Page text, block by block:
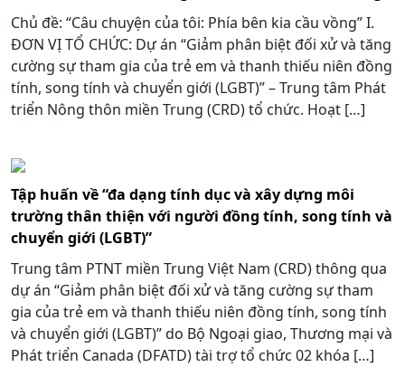
Chủ đề: “Câu chuyện của tôi: Phía bên kia cầu vồng” I.
ĐƠN VỊ TỔ CHỨC: Dự án “Giảm phân biệt đối xử và tăng
cường sự tham gia của trẻ em và thanh thiếu niên đồng
tính, song tính và chuyển giới (LGBT)” – Trung tâm Phát
triển Nông thôn miền Trung (CRD) tổ chức. Hoạt […]
Tập huấn về “đa dạng tính dục và xây dựng môi
trường thân thiện với người đồng tính, song tính và
chuyển giới (LGBT)”
Trung tâm PTNT miền Trung Việt Nam (CRD) thông qua
dự án “Giảm phân biệt đối xử và tăng cường sự tham
gia của trẻ em và thanh thiếu niên đồng tính, song tính
và chuyển giới (LGBT)” do Bộ Ngoại giao, Thương mại và
Phát triển Canada (DFATD) tài trợ tổ chức 02 khóa […]